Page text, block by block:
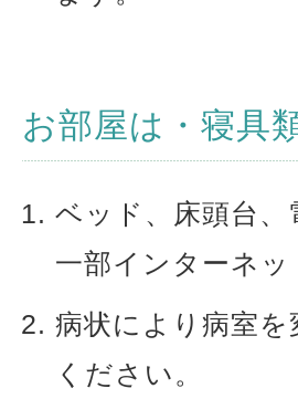
お部屋は・寝具
ベッド、床頭台、
一部インターネ
病状により病室
ください。